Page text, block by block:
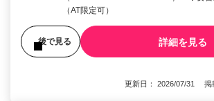
（AT限定可）
後で見る 詳細を見る
更新日： 2026/07/31 掲